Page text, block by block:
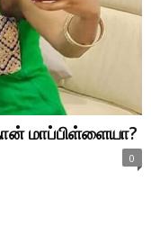
மாப்பிள்ளையா?
0